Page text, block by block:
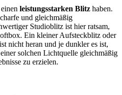
leistungsstarken Blitz haben.
und gleichmäßig
Studioblitz ist hier ratsam,
Ein kleiner Aufsteckblitz oder
nicht heran und je dunkler es ist,
solchen Lichtquelle gleichmäßig
zu erzielen.